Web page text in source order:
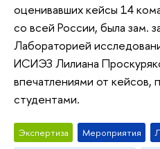
оценивавших кейсы 14
со всей России, была зам.
Лабораторией
ИСИЭЗ Лилиана
впечатлениями от кейсов,
студентами.
Экспертиза Мероприятия